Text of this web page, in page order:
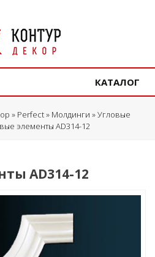
КАТАЛОГ
» Perfect» Молдинги »Угловые
элементы AD314-12
AD314-12